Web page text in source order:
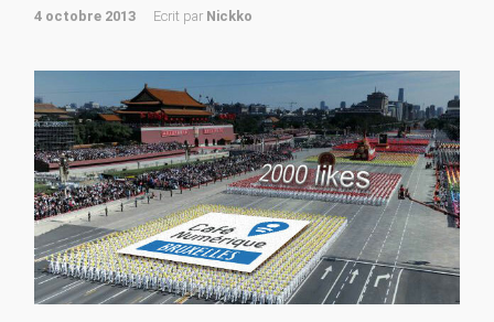
4 octobre 2013 Ecrit par Nickko